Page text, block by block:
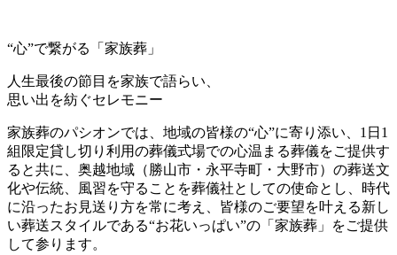
“心”で繋がる「家族葬」
人生最後の節目を家族で語らい、
思い出を紡ぐセレモニー
家族葬のパシオンでは、地域の皆様の“心”に寄り添い、1日1
組限定貸し切り利用の葬儀式場での心温まる葬儀をご提供す
ると共に、奥越地域（勝山市・永平寺町・大野市）の葬送文
化や伝統、風習を守ることを葬儀社としての使命とし、時代
に沿ったお見送り方を常に考え、皆様のご要望を叶える新し
い葬送スタイルである“お花いっぱい”の「家族葬」をご提供
して参ります。